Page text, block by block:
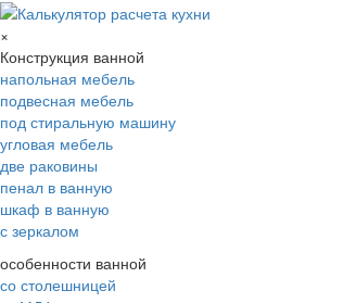
×
Конструкция ванной
напольная мебель
подвесная мебель
под стиральную машину
угловая мебель
две раковины
пенал в ванную
шкаф в ванную
с зеркалом
особенности ванной
со столешницей